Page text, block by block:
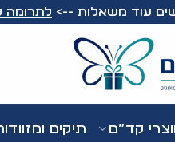
לתרומה
קד”ם תיקים